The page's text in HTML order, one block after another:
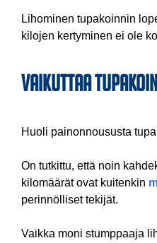
Lihominen tupakoinnin
kilojen kertyminen ei ole
Vaikuttaa
Huoli painonnoususta
On tutkittu, että noin
kilomäärät ovat kuitenkin
perinnölliset tekijät.
Vaikka moni stumppaaja